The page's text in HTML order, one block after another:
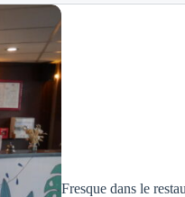
Fresque dans le